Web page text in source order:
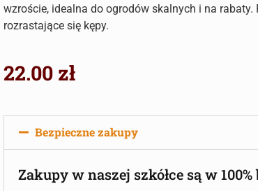
wzroście, idealna do ogrodów skalnych i na
rozrastające się kępy.
22.00 zł
Bezpieczne zakupy
Zakupy w naszej szkółce są w 100%